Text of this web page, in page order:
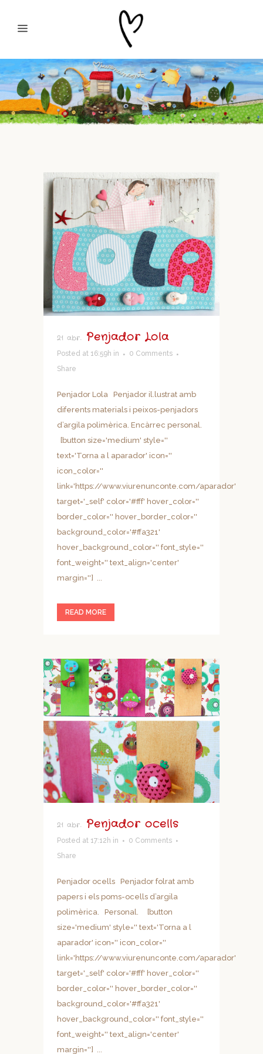
21 abr. Penjador Lola
Posted at 16:59h in
0 Comments
Share
Penjador Lola Penjador il.lustrat amb
diferents materials i peixos-penjadors
d’argila polimèrica. Encàrrec personal.
[button size='medium' style=''
text='Torna a l aparador' icon=''
icon_color=''
link='https://www.viurenunconte.com/aparador'
target='_self' color='#fff' hover_color=''
border_color='' hover_border_color=''
background_color='#ffa321'
hover_background_color='' font_style=''
font_weight='' text_align='center'
margin=''] ...
READ MORE
21 abr. Penjador ocells
Posted at 17:12h in
0 Comments
Share
Penjador ocells Penjador folrat amb
papers i els poms-ocells d’argila
polimèrica. Personal. [button
size='medium' style='' text='Torna a l
aparador' icon='' icon_color=''
link='https://www.viurenunconte.com/aparador'
target='_self' color='#fff' hover_color=''
border_color='' hover_border_color=''
background_color='#ffa321'
hover_background_color='' font_style=''
font_weight='' text_align='center'
margin=''] ...